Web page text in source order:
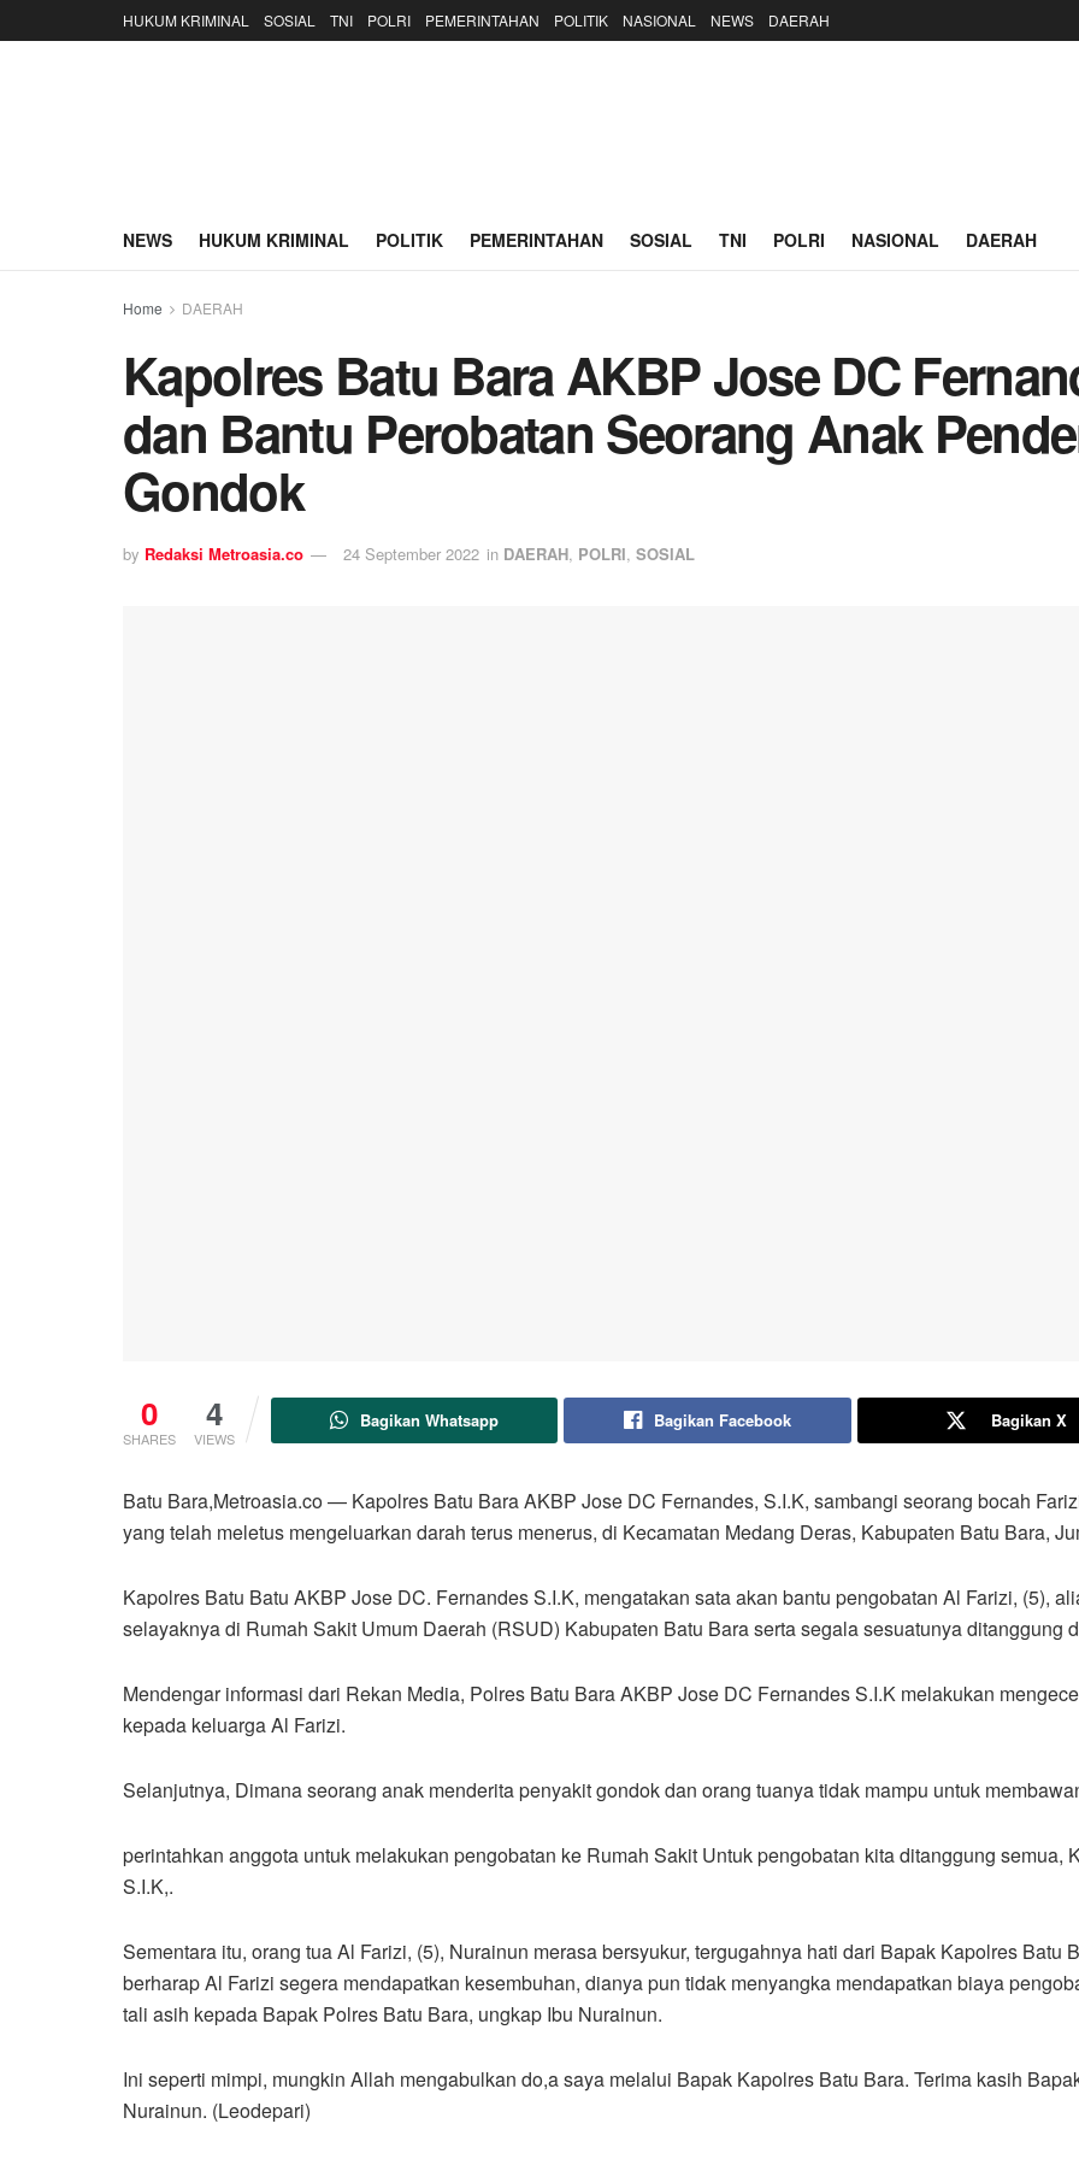
HUKUM KRIMINAL SOSIAL TNI POLRI PEMERINTAHAN POLITIK NASIONAL NEWS DAERAH
NEWS HUKUM KRIMINAL POLITIK PEMERINTAHAN SOSIAL TNI POLRI NASIONAL DAERAH
Home DAERAH
Kapolres Batu Bara AKBP Jose DC
dan Bantu Perobatan Seorang Anak
Gondok
by Redaksi Metroasia.co 24 September 2022 in DAERAH, POLRI, SOSIAL
0
SHARES
4
VIEWS
Bagikan Whatsapp Bagikan Facebook Bagikan X
Batu Bara,Metroasia.co — Kapolres Batu Bara AKBP Jose DC Fernandes, S.I.K, sambangi seorang bocah
yang telah meletus mengeluarkan darah terus menerus, di Kecamatan Medang Deras, Kabupaten Batu Bara,
Kapolres Batu Batu AKBP Jose DC. Fernandes S.I.K, mengatakan sata akan bantu pengobatan Al Farizi, (5),
selayaknya di Rumah Sakit Umum Daerah (RSUD) Kabupaten Batu Bara serta segala sesuatunya ditanggung
Mendengar informasi dari Rekan Media, Polres Batu Bara AKBP Jose DC Fernandes S.I.K melakukan
kepada keluarga Al Farizi.
Selanjutnya, Dimana seorang anak menderita penyakit gondok dan orang tuanya tidak mampu untuk
perintahkan anggota untuk melakukan pengobatan ke Rumah Sakit Untuk pengobatan kita ditanggung semua,
S.I.K,.
Sementara itu, orang tua Al Farizi, (5), Nurainun merasa bersyukur, tergugahnya hati dari Bapak Kapolres Batu
berharap Al Farizi segera mendapatkan kesembuhan, dianya pun tidak menyangka mendapatkan biaya
tali asih kepada Bapak Polres Batu Bara, ungkap Ibu Nurainun.
Ini seperti mimpi, mungkin Allah mengabulkan do,a saya melalui Bapak Kapolres Batu Bara. Terima kasih
Nurainun. (Leodepari)